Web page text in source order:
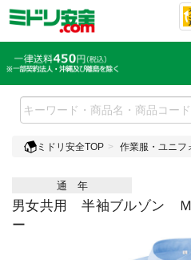
ミドリ安全TOP 作業服・ユニフ
通 年
男女共用 半袖ブルゾン
ー